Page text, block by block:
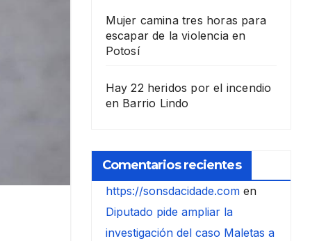
Mujer camina tres horas para
escapar de la violencia en
Potosí
Hay 22 heridos por el incendio
en Barrio Lindo
Comentarios recientes
https://sonsdacidade.comen
Diputado pide ampliar la
investigación del caso Maletas a